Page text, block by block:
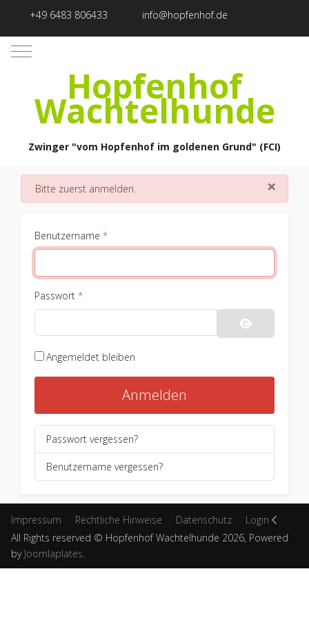
+49 6483 806433 info@hopfenhof.de
Mobile Menu Toggle
Hopfenhof
Wachtelhunde
Zwinger "vom Hopfenhof im goldenen Grund" (FCI)
×
danger
Bitte zuerst anmelden.
Benutzername *
Passwort*
Passwort
Angemeldet bleiben
Anmelden
Passwort vergessen?
Benutzername vergessen?
Impressum Rechtliche Hinweise Datenschutz
Login
All Rights reserved © Hopfenhof Wachtelhunde 2026, Powered
by Joomlaplates.